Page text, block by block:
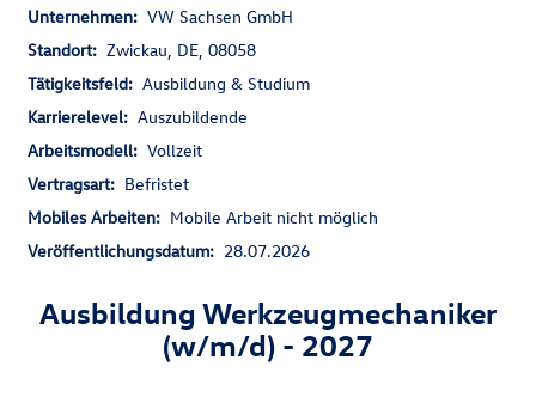
Unternehmen: VW Sachsen GmbH
Standort: Zwickau, DE, 08058
Tätigkeitsfeld: Ausbildung & Studium
Karrierelevel: Auszubildende
Arbeitsmodell: Vollzeit
Vertragsart: Befristet
Mobiles Arbeiten: Mobile Arbeit nicht möglich
Veröffentlichungsdatum: 28.07.2026
Ausbildung Werkzeugmechaniker
(w/m/d) - 2027